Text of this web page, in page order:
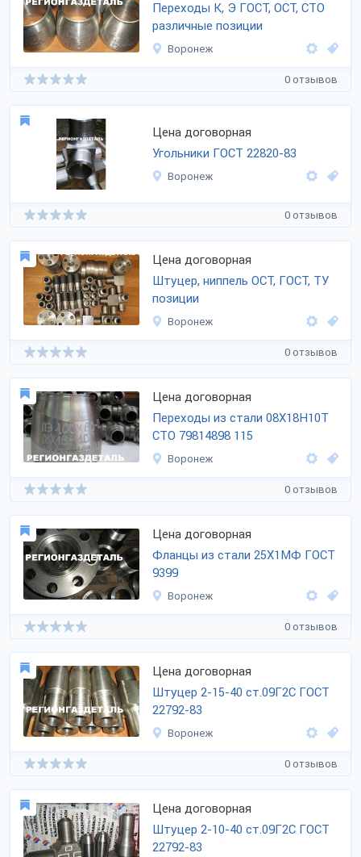
Переходы К, Э ГОСТ, ОСТ, СТО
различные позиции
Воронеж
0 отзывов
Цена договорная
Угольники ГОСТ 22820-83
Воронеж
0 отзывов
Цена договорная
Штуцер, ниппель ОСТ, ГОСТ, ТУ
позиции
Воронеж
0 отзывов
Цена договорная
Переходы из стали 08Х18Н10Т
СТО 79814898 115
Воронеж
0 отзывов
Цена договорная
Фланцы из стали 25Х1МФ ГОСТ
9399
Воронеж
0 отзывов
Цена договорная
Штуцер 2-15-40 ст.09Г2С ГОСТ
22792-83
Воронеж
0 отзывов
Цена договорная
Штуцер 2-10-40 ст.09Г2С ГОСТ
22792-83